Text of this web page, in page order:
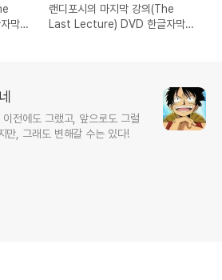
막
랜디포시의 마지막 강의(The
Last Lecture) DVD 한글자막
전에도 그랬고, 앞으로도 그럴
만, 그래도 변해갈 수는 있다!